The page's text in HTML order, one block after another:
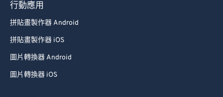
行動應用
拼貼畫製作器 Android
拼貼畫製作器 iOS
圖片轉換器 Android
圖片轉換器 iOS